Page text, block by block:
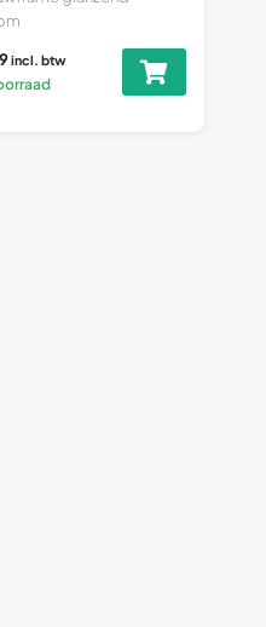
halogeen/GU10/MR16/P
50mm) Veelzijdig...
incl. btw